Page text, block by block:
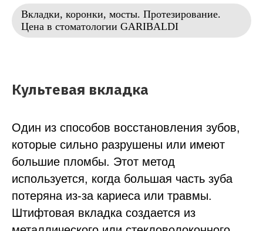
Вкладки, коронки, мосты. Протезирование.
Цена в стоматологии GARIBALDI
Культевая вкладка
Один из способов восстановления зубов,
которые сильно разрушены или имеют
большие пломбы. Этот метод
используется, когда большая часть зуба
потеряна из-за кариеса или травмы.
Штифтовая вкладка создается из